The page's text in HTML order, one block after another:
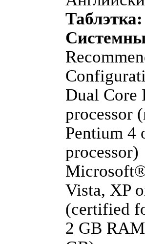
Таблэтка:
Dual
processor
Pentium 4
processor)
Vista, XP
(certified
2 GB